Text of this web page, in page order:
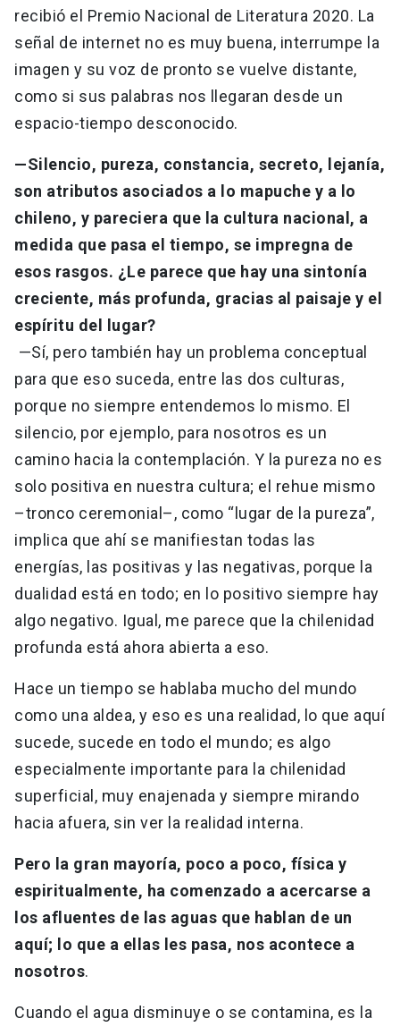
recibió el Premio Nacional de Literatura 2020. La
señal de internet no es muy buena, interrumpe la
imagen y su voz de pronto se vuelve distante,
como si sus palabras nos llegaran desde un
espacio-tiempo desconocido.
—Silencio, pureza, constancia, secreto, lejanía,
son atributos asociados a lo mapuche y a lo
chileno, y pareciera que la cultura nacional, a
medida que pasa el tiempo, se impregna de
esos rasgos. ¿Le parece que hay una sintonía
creciente, más profunda, gracias al paisaje y el
espíritu del lugar?
—Sí, pero también hay un problema conceptual
para que eso suceda, entre las dos culturas,
porque no siempre entendemos lo mismo. El
silencio, por ejemplo, para nosotros es un
camino hacia la contemplación. Y la pureza no es
solo positiva en nuestra cultura; el rehue mismo
–tronco ceremonial–, como “lugar de la pureza”,
implica que ahí se manifiestan todas las
energías, las positivas y las negativas, porque la
dualidad está en todo; en lo positivo siempre hay
algo negativo. Igual, me parece que la chilenidad
profunda está ahora abierta a eso.
Hace un tiempo se hablaba mucho del mundo
como una aldea, y eso es una realidad, lo que aquí
sucede, sucede en todo el mundo; es algo
especialmente importante para la chilenidad
superficial, muy enajenada y siempre mirando
hacia afuera, sin ver la realidad interna.
Pero la gran mayoría, poco a poco, física y
espiritualmente, ha comenzado a acercarse a
los afluentes de las aguas que hablan de un
aquí; lo que a ellas les pasa, nos acontece a
nosotros.
Cuando el agua disminuye o se contamina, es la